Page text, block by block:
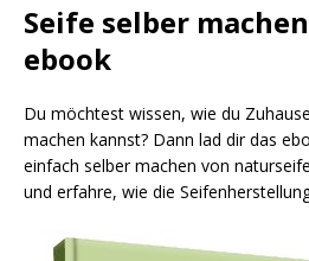
Seife selber
ebook
Du möchtest wissen, wie du
machen kannst? Dann lad dir das
einfach selber machen von
und erfahre, wie die